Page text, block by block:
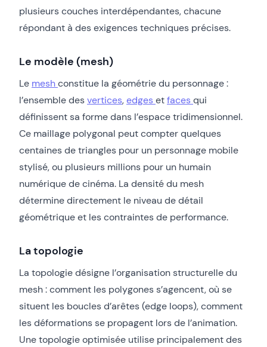
plusieurs couches interdépendantes, chacune
répondant à des exigences techniques précises.
Le modèle (mesh)
Le meshconstitue la géométrie du personnage :
l’ensemble desvertices,edgesetfacesqui
définissent sa forme dans l’espace tridimensionnel.
Ce maillage polygonal peut compter quelques
centaines de triangles pour un personnage mobile
stylisé, ou plusieurs millions pour un humain
numérique de cinéma. La densité du mesh
détermine directement le niveau de détail
géométrique et les contraintes de performance.
La topologie
La topologie désigne l’organisation structurelle du
mesh : comment les polygones s’agencent, où se
situent les boucles d’arêtes (edge loops), comment
les déformations se propagent lors de l’animation.
Une topologie optimisée utilise principalement des